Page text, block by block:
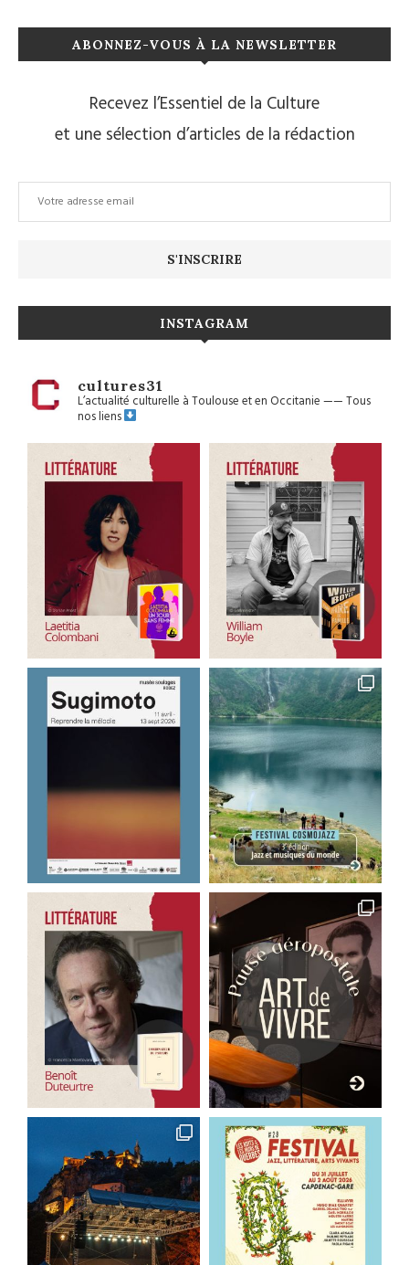
ABONNEZ-VOUS À LA NEWSLETTER
Recevez l’Essentiel de la Culture
et une sélection d’articles de la rédaction
INSTAGRAM
cultures31
L’actualité culturelle à Toulouse et en Occitanie——Tous
nos liens